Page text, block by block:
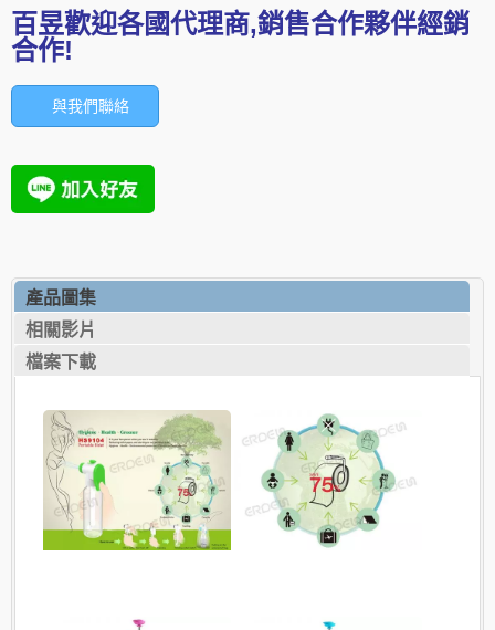
百昱歡迎各國代理商,銷售合作夥伴經銷
合作!
與我們聯絡
產品圖集
相關影片
檔案下載